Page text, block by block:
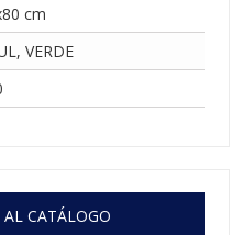
cm
VERDE
AL CATÁLOGO